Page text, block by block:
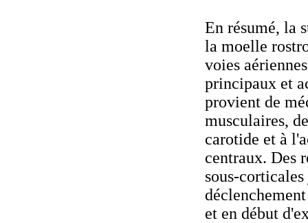
En résumé, la
la moelle
voies
principaux et
provient de
musculaires,
carotide et à
centraux. Des
sous-
et en début